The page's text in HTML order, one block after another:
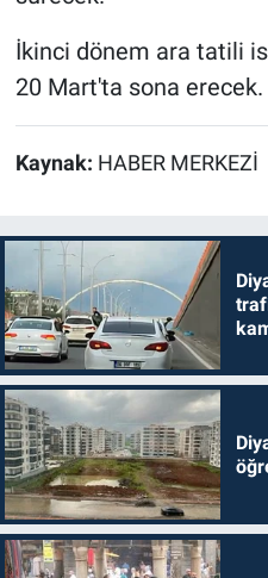
İkinci dönem ara tatili
20 Mart'ta sona erecek.
Kaynak: HABER MERKEZİ